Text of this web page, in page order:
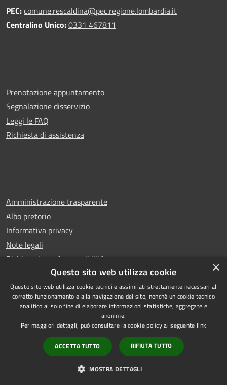
PEC:comune.rescaldina@pec.regione.lombardia.it
Centralino Unico:0331 467811
Prenotazione appuntamento
Segnalazione disservizio
Leggi le FAQ
Richiesta di assistenza
Amministrazione trasparente
Albo pretorio
Informativa privacy
Note legali
Dichiarazione di accessibilità
RSS
Accessibilità
Copyright © 2026 • Comune di
Rescaldina • Powered by
Municipium•Accesso
redazione
×
Questo sito web utilizza cookie
Questo sito web utilizza cookie tecnici e assimilati strettamente necessari al
corretto funzionamento e alla navigazione del sito, nonché un cookie tecnico
analitico al solo fine di elaborare informazioni statistiche, aggregate e
anonime.
Per maggiori dettagli, può consultare la cookie policy al seguente link
ACCETTA TUTTO RIFIUTA TUTTO
MOSTRA DETTAGLI